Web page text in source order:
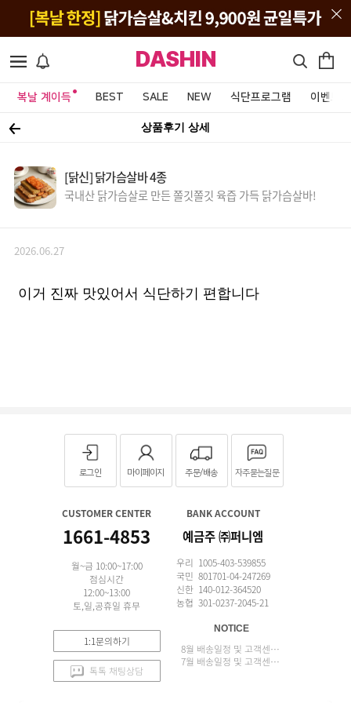
DASHIN
복날 계이득 BEST SALE NEW 식단프로그램 이벤트&
상품후기 상세
[닭신] 닭가슴살바 4종
국내산 닭가슴살로 만든 쫄깃쫄깃 육즙 가득 닭가슴살바!
2026.06.27
이거 진짜 맛있어서 식단하기 편합니다
로그인 마이페이지 주문/배송 자주묻는질문
CUSTOMER CENTER
1661-4853
월~금 10:00~17:00
점심시간
12:00~13:00
토,일,공휴일 휴무
1:1문의하기
톡톡 채팅상담
BANK ACCOUNT
예금주 ㈜퍼니엠
우리 1005-403-539855
국민 801701-04-247269
신한 140-012-364520
농협 301-0237-2045-21
NOTICE
8월 배송일정 및 고객센터 업무 안내
7월 배송일정 및 고객센터 업무 안내